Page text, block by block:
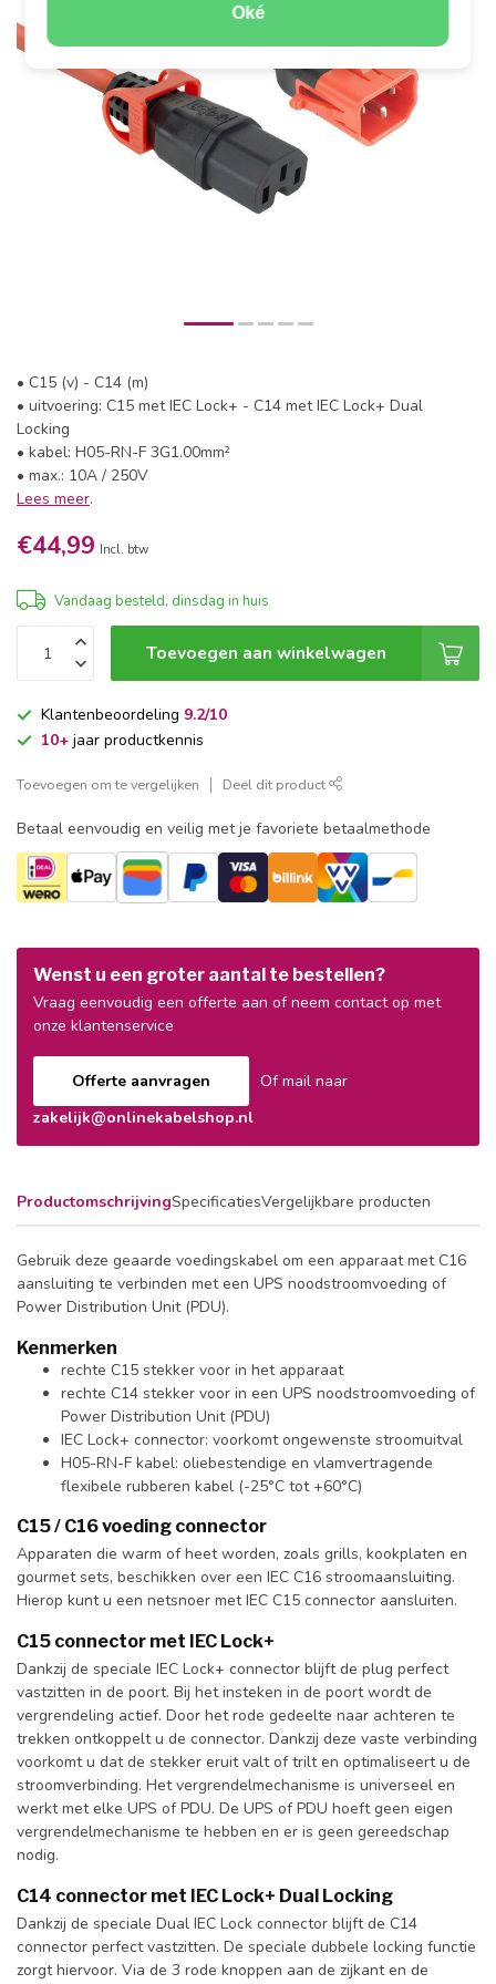
Oké
• C15 (v) - C14 (m)
• uitvoering: C15 met IEC Lock+ - C14 met IEC Lock+ Dual
Locking
• kabel: H05-RN-F 3G1.00mm²
• max.: 10A / 250V
Lees meer.
€44,99 Incl. btw
Vandaag besteld, dinsdag in huis
Toevoegen aan winkelwagen
Klantenbeoordeling 9.2/10
10+ jaar productkennis
Toevoegen om te vergelijken Deel dit product
Betaal eenvoudig en veilig met je favoriete betaalmethode
Wenst u een groter aantal te bestellen?
Vraag eenvoudig een offerte aan of neem contact op met
onze klantenservice
Offerte aanvragen
Of mail naar
zakelijk@onlinekabelshop.nl
ProductomschrijvingSpecificatiesVergelijkbare producten
Gebruik deze geaarde voedingskabel om een apparaat met C16
aansluiting te verbinden met een UPS noodstroomvoeding of
Power Distribution Unit (PDU).
Kenmerken
rechte C15 stekker voor in het apparaat
rechte C14 stekker voor in een UPS noodstroomvoeding of
Power Distribution Unit (PDU)
IEC Lock+ connector: voorkomt ongewenste stroomuitval
H05-RN-F kabel: oliebestendige en vlamvertragende
flexibele rubberen kabel (-25°C tot +60°C)
C15 / C16 voeding connector
Apparaten die warm of heet worden, zoals grills, kookplaten en
gourmet sets, beschikken over een IEC C16 stroomaansluiting.
Hierop kunt u een netsnoer met IEC C15 connector aansluiten.
C15 connector met IEC Lock+
Dankzij de speciale IEC Lock+ connector blijft de plug perfect
vastzitten in de poort. Bij het insteken in de poort wordt de
vergrendeling actief. Door het rode gedeelte naar achteren te
trekken ontkoppelt u de connector. Dankzij deze vaste verbinding
voorkomt u dat de stekker eruit valt of trilt en optimaliseert u de
stroomverbinding. Het vergrendelmechanisme is universeel en
werkt met elke UPS of PDU. De UPS of PDU hoeft geen eigen
vergrendelmechanisme te hebben en er is geen gereedschap
nodig.
C14 connector met IEC Lock+ Dual Locking
Dankzij de speciale Dual IEC Lock connector blijft de C14
connector perfect vastzitten. De speciale dubbele locking functie
zorgt hiervoor. Via de 3 rode knoppen aan de zijkant en de